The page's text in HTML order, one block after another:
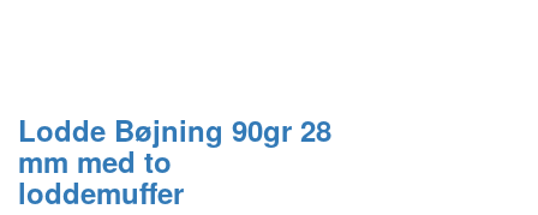
Lodde Bøjning 90gr 28
mm med to
loddemuffer